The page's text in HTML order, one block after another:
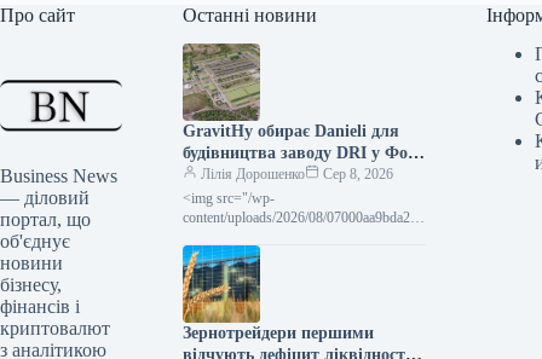
Про сайт
Business News
— діловий
портал, що
об'єднує
новини
бізнесу,
фінансів і
криптовалют
з аналітикою
Останні новини
GravitHy обирає Danieli для
будівництва заводу DRI у Фос-
сюр-Мер
Лілія Дорошенко
Сер 8, 2026
<img src="/wp-
content/uploads/2026/08/07000aa9bda25c
height="630" class="attachment-full size-
full wp-post-image" alt="Фото –
GravitHy обрала Danieli для
будівництва заводу DRI
Зернотрейдери першими
відчують дефіцит ліквідності: